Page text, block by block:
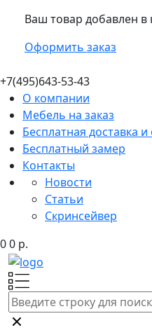
Ваш товар добавлен в
Оформить заказ
+7(495)643-53-43
О компании
Мебель на заказ
Бесплатная доставка и
Бесплатный замер
Контакты
Новости
Статьи
Скринсейвер
00 р.